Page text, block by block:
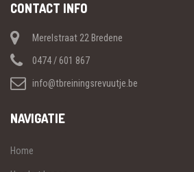
CONTACT INFO
Merelstraat 22 Bredene
0474 / 601 867
info@tbreiningsrevuutje.be
NAVIGATIE
Home